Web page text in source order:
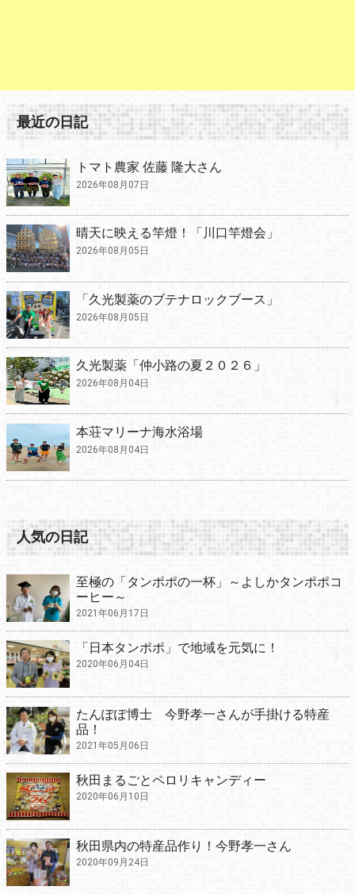
最近の日記
トマト農家 佐藤 隆大さん
2026年08月07日
晴天に映える竿燈！「川口竿燈会」
2026年08月05日
「久光製薬のブテナロックブース」
2026年08月05日
久光製薬「仲小路の夏２０２６」
2026年08月04日
本荘マリーナ海水浴場
2026年08月04日
人気の日記
至極の「タンポポの一杯」～よしかタンポポコ
ーヒー～
2021年06月17日
「日本タンポポ」で地域を元気に！
2020年06月04日
たんぽぽ博士 今野孝一さんが手掛ける特産
品！
2021年05月06日
秋田まるごとペロリキャンディー
2020年06月10日
秋田県内の特産品作り！今野孝一さん
2020年09月24日